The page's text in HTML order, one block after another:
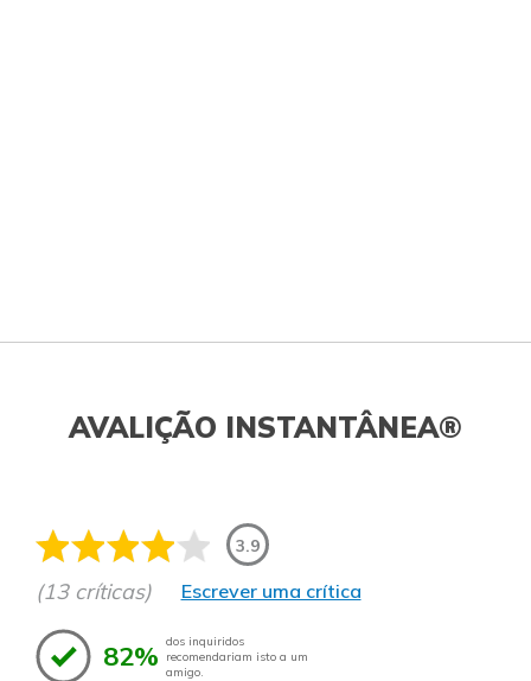
AVALIÇÃO INSTANTÂNEA®
3.9
(13 críticas) Escrever uma crítica
82% dos inquiridos
recomendariam isto a um
amigo.